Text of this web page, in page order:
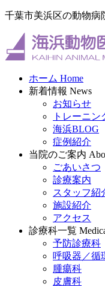
千葉市美浜区の動物病
ホーム Home
新着情報 News
お知らせ
トレーニン
海浜BLOG
症例紹介
当院のご案内
ごあいさつ
診療案内
スタッフ紹
施設紹介
アクセス
診療科一覧
予防診療科
呼吸器／循
腫瘍科
皮膚科